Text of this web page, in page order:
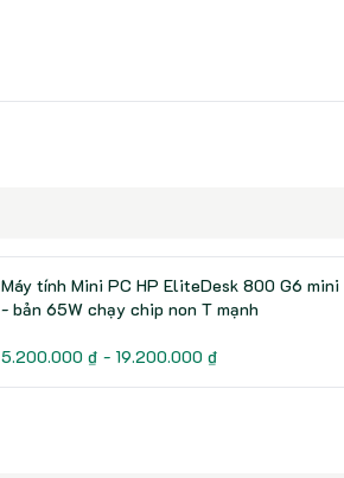
Máy tính Mini PC HP EliteDesk 800 G6 mini
- bản 65W chạy chip non T mạnh
5.200.000 ₫ - 19.200.000 ₫